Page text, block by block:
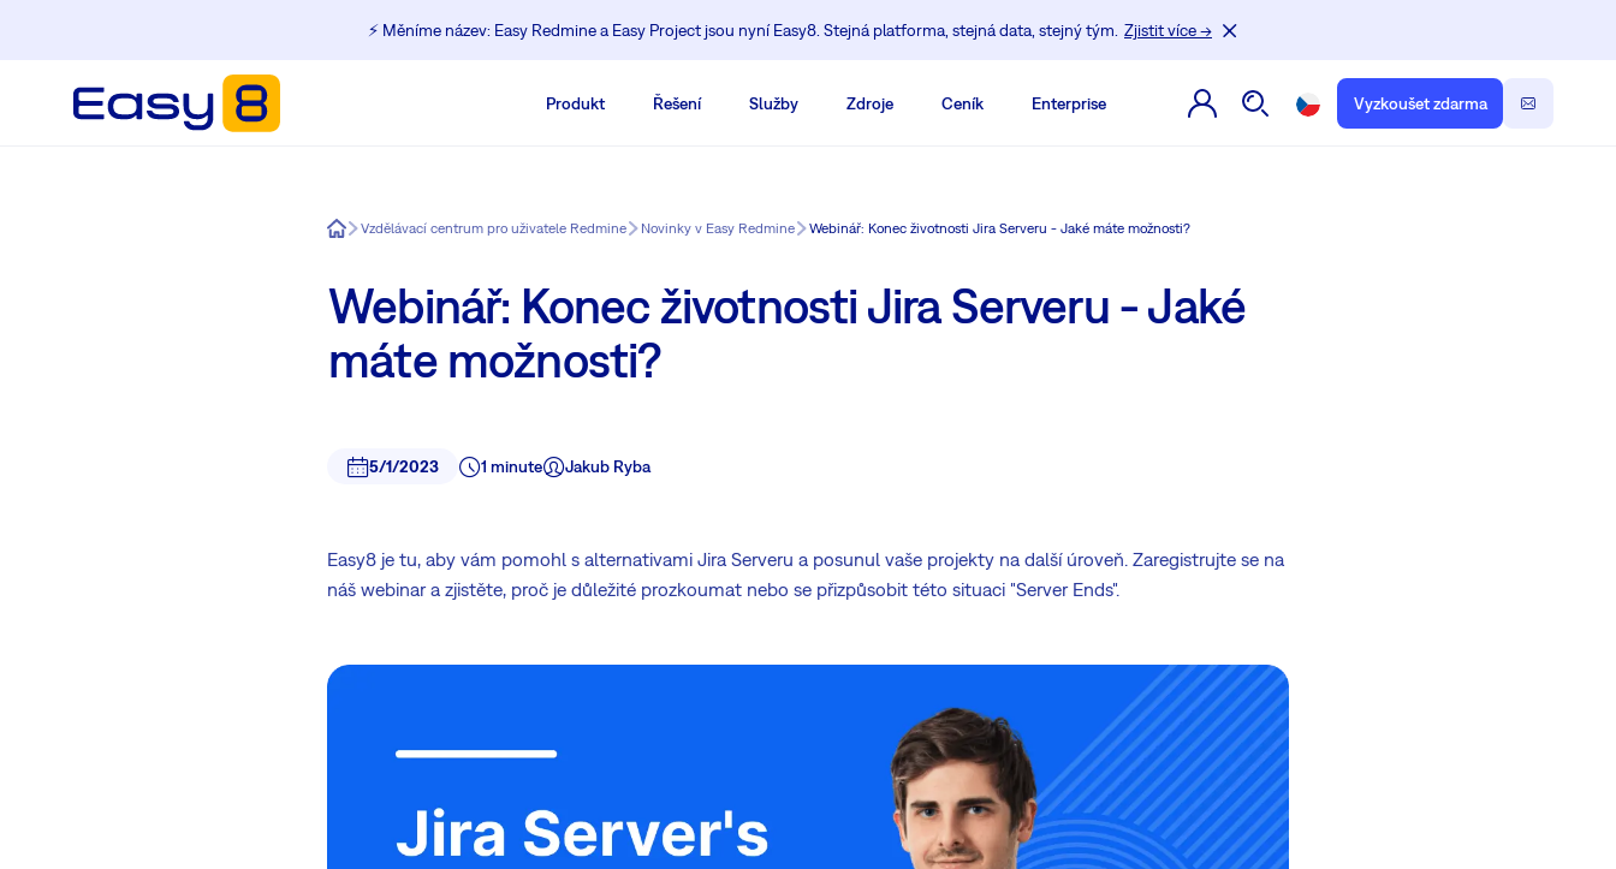
⚡️ Měníme název: Easy Redmine a Easy Project jsou nyní Easy8. Stejná platforma, stejná data, stejný tým. Zjistit více →
Produkt Řešení Služby Zdroje Ceník Enterprise Vyzkoušet zdarma
Easy8Vzdělávací centrum pro uživatele Redmine Novinky v Easy Redmine Webinář: Konec životnosti Jira Serveru - Jaké máte možnosti?
Webinář: Konec životnosti Jira Serveru - Jaké
máte možnosti?
5/1/2023 1 minute Jakub Ryba
Easy8 je tu, aby vám pomohl s alternativami Jira Serveru a posunul vaše projekty na další úroveň. Zaregistrujte se na
náš webinar a zjistěte, proč je důležité prozkoumat nebo se přizpůsobit této situaci "Server Ends".